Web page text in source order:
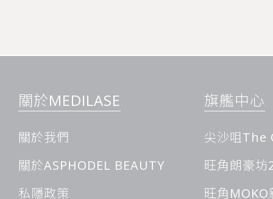
療程融合先進醫療科技，為追求卓越美膚效果的顧客提供專業
理，有效降低傳統激光療法可能帶來的不適感。通過療程前冷
升治療過程的舒適度，更能保障表皮組織的完整性，能夠在安
與傳統脫毛方式相比，這種科學化的脫腳毛療程具有諸多優勢
關於MEDILASE
關於我們
關於ASPHODEL BEAUTY
私隱政策
旗艦中心
尖沙咀The
旺角朗豪坊
旺角